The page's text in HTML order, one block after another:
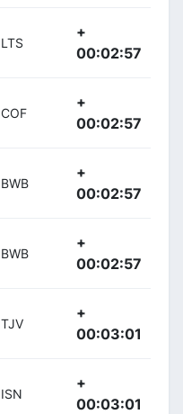
LTS
+
00:02:57
COF
+
00:02:57
BWB
+
00:02:57
BWB
+
00:02:57
TJV
+
00:03:01
ISN
+
00:03:01